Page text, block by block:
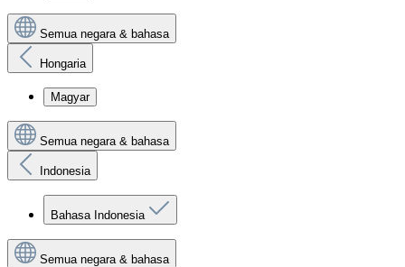
Semua negara & bahasa
Hongaria
Magyar
Semua negara & bahasa
Indonesia
Bahasa Indonesia
Semua negara & bahasa